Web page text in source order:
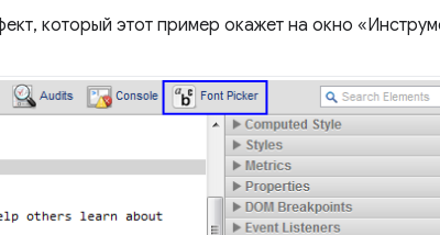
который этот пример окажет на окно